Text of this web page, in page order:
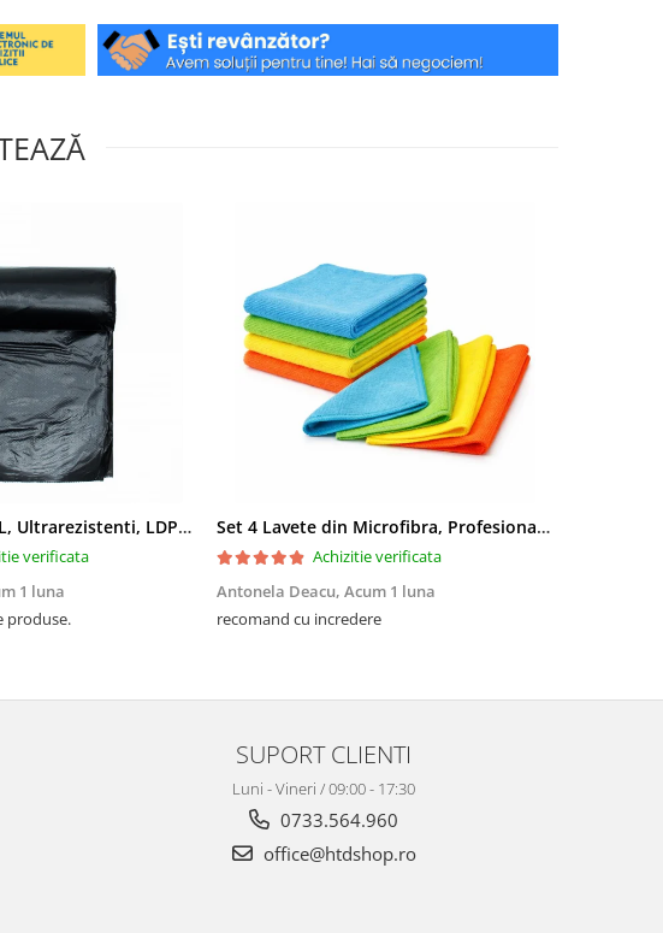
Saci menajeri 35L, Ultrarezistenti, LDPE, 15 buc/rola
verificata
1 luna
produse.
Set 4 Lavete din Microfibra, Profesionale, 4 culori, 30x30cm
Achizitie verificata
Antonela Deacu, Acum 1 luna
recomand cu incredere
SUPORT CLIENTI
Luni - Vineri / 09:00 - 17:30
0733.564.960
office@htdshop.ro